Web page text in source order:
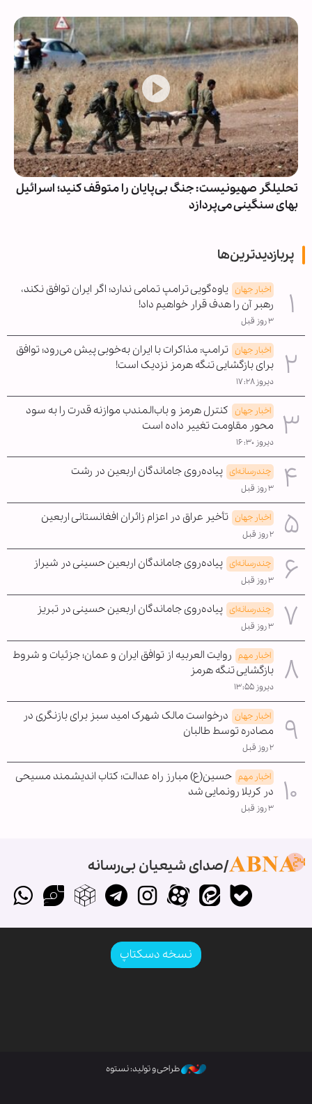
تحلیلگر صهیونیست: جنگ بی‌پایان را متوقف کنید؛ اسرائیل
بهای سنگینی می‌پردازد
پربازدیدترین‌ها
اخبار جهان یاوه‌گویی ترامپ تمامی ندارد؛ اگر ایران توافق نکند،
رهبر آن را هدف قرار خواهیم داد!
۳ روز قبل
اخبار جهان ترامپ: مذاکرات با ایران به‌خوبی پیش می‌رود؛ توافق
برای بازگشایی تنگه هرمز نزدیک است!
دیروز ۱۷:۲۸
اخبار جهان کنترل هرمز و باب‌المندب موازنه قدرت را به سود
محور مقاومت تغییر داده است
دیروز ۱۶:۳۰
چندرسانه‌ای پیاده‌روی جاماندگان اربعین در رشت
۳ روز قبل
اخبار جهان تأخیر عراق در اعزام زائران افغانستانی اربعین
۲ روز قبل
چندرسانه‌ای پیاده‌روی جاماندگان اربعین حسینی در شیراز
۳ روز قبل
چندرسانه‌ای پیاده‌روی جاماندگان اربعین حسینی در تبریز
۳ روز قبل
اخبار مهم روایت العربیه از توافق ایران و عمان؛ جزئیات و شروط
بازگشایی تنگه هرمز
دیروز ۱۳:۵۵
اخبار جهان درخواست مالک شهرک امید سبز برای بازنگری در
مصادره توسط طالبان
۲ روز قبل
اخبار مهم حسین(ع) مبارز راه عدالت؛ کتاب اندیشمند مسیحی
در کربلا رونمایی شد
۳ روز قبل
صدای شیعیان بی‌رسانه
نسخه دسکتاپ
طراحی و تولید: نستوه